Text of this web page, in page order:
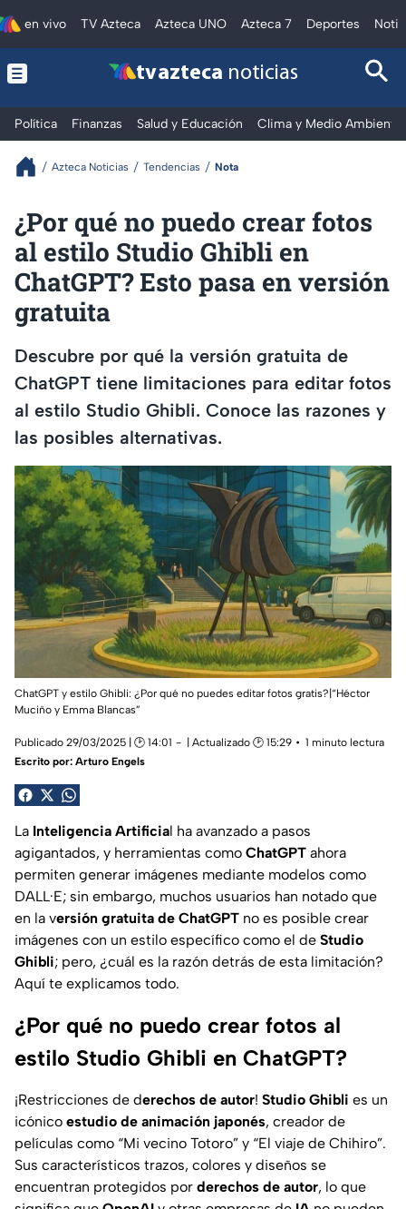
en vivo TV Azteca Azteca UNO Azteca 7 Deportes
tv azteca noticias
Política Finanzas Salud y Educación Clima y Medio Ambiente
Azteca Noticias Tendencias Nota
¿Por qué no puedo crear fotos
al estilo Studio Ghibli en
ChatGPT? Esto pasa en versión
gratuita
Descubre por qué la versión gratuita de
ChatGPT tiene limitaciones para editar fotos
al estilo Studio Ghibli. Conoce las razones y
las posibles alternativas.
ChatGPT y estilo Ghibli: ¿Por qué no puedes editar fotos gratis?|“Héctor
Muciño y Emma Blancas”
Publicado 29/03/2025 | 🕑 14:01 | Actualizado 🕑 15:29
1 minuto lectura
Escrito por: Arturo Engels
La Inteligencia Artificial ha avanzado a pasos
agigantados, y herramientas como ChatGPT ahora
permiten generar imágenes mediante modelos como
DALL·E; sin embargo, muchos usuarios han notado que
en la versión gratuita de ChatGPT no es posible crear
imágenes con un estilo específico como el de Studio
Ghibli; pero, ¿cuál es la razón detrás de esta limitación?
Aquí te explicamos todo.
¿Por qué no puedo crear fotos al
estilo Studio Ghibli en ChatGPT?
¡Restricciones de derechos de autor! Studio Ghibli es un
icónico estudio de animación japonés, creador de
películas como “Mi vecino Totoro” y “El viaje de Chihiro”.
Sus característicos trazos, colores y diseños se
encuentran protegidos por derechos de autor, lo que